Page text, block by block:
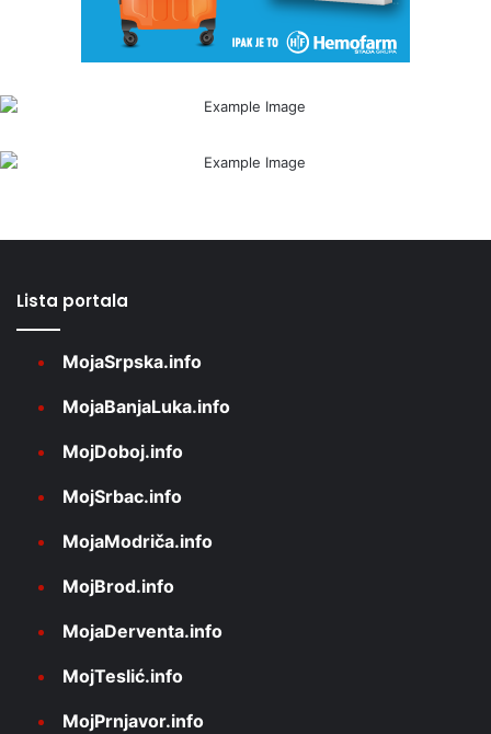
Lista portala
MojaSrpska.info
MojaBanjaLuka.info
MojDoboj.info
MojSrbac.info
MojaModriča.info
MojBrod.info
MojaDerventa.info
MojTeslić.info
MojPrnjavor.info